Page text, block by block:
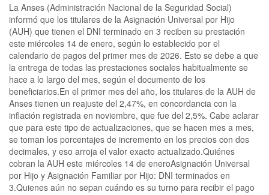
La Anses (Administración Nacional de la Seguridad Social)
informó que los titulares de la Asignación Universal por Hijo
(AUH) que tienen el DNI terminado en 3 reciben su prestación
este miércoles 14 de enero, según lo establecido por el
calendario de pagos del primer mes de 2026. Esto se debe a que
la entrega de todas las prestaciones sociales habitualmente se
hace a lo largo del mes, según el documento de los
beneficiarios.En el primer mes del año, los titulares de la AUH de
Anses tienen un reajuste del 2,47%, en concordancia con la
inflación registrada en noviembre, que fue del 2,5%. Cabe aclarar
que para este tipo de actualizaciones, que se hacen mes a mes,
se toman los porcentajes de incremento en los precios con dos
decimales, y eso arroja el valor exacto actualizado.Quiénes
cobran la AUH este miércoles 14 de eneroAsignación Universal
por Hijo y Asignación Familiar por Hijo: DNI terminados en
3.Quienes aún no sepan cuándo es su turno para recibir el pago